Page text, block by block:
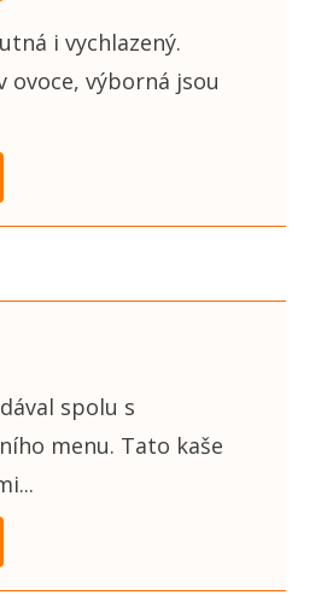
i vychlazený.
výborná jsou
spolu s
menu. Tato kaše